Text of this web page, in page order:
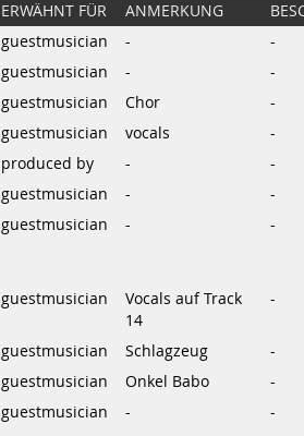
ERWÄHNT FÜR ANMERKUNG
guestmusician -
-
guestmusician -
-
guestmusician Chor
-
guestmusician vocals
-
produced by -
-
guestmusician -
-
guestmusician - -
guestmusician
Vocals auf Track
14
-
guestmusician Schlagzeug
-
guestmusician Onkel Babo
-
guestmusician - -